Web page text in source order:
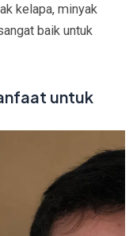
kelapa, minyak
baik untuk
untuk